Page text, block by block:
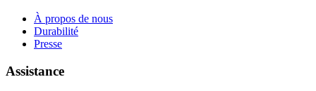
À propos de nous
Durabilité
Presse
Assistance